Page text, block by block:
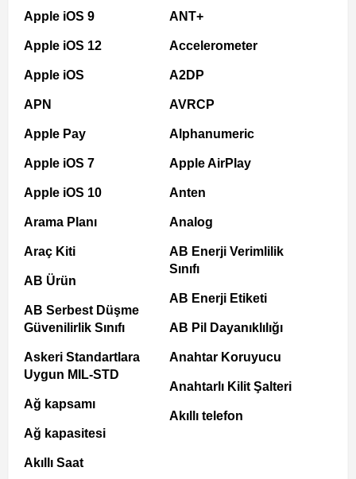
Apple iOS 9
Apple iOS 12
Apple iOS
APN
Apple Pay
Apple iOS 7
Apple iOS 10
Arama Planı
Araç Kiti
AB Ürün
AB Serbest Düşme
Güvenilirlik Sınıfı
Askeri Standartlara
Uygun MIL-STD
Ağ kapsamı
Ağ kapasitesi
Akıllı Saat
ANT+
Accelerometer
A2DP
AVRCP
Alphanumeric
Apple AirPlay
Anten
Analog
AB Enerji Verimlilik
Sınıfı
AB Enerji Etiketi
AB Pil Dayanıklılığı
Anahtar Koruyucu
Anahtarlı Kilit Şalteri
Akıllı telefon